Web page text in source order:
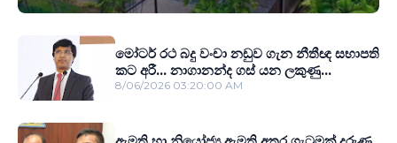
මෝටර් රථ බදු වංචා නඩුව ගැන නීතීඥ සභාපති
කට අරී... නාගානන්ද ගස් යන ලකුණු...
8/06/2026 03:20:00 AM